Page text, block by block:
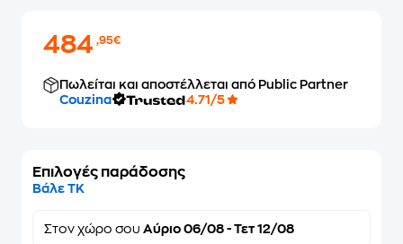
484,95€
Πωλείται και αποστέλλεται από Public Partner
Couzina
4.71/5
Επιλογές παράδοσης
Βάλε ΤΚ
Στον χώρο σου Αύριο 06/08 - Τετ 12/08